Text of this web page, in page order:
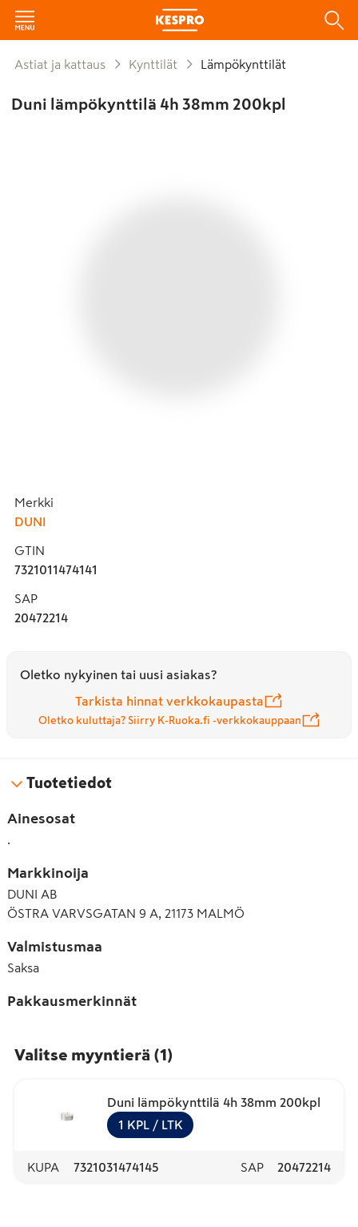
Astiat ja kattaus Kynttilät Lämpökynttilät
Duni lämpökynttilä 4h 38mm 200kpl
Merkki
DUNI
GTIN
7321011474141
SAP
20472214
Oletko nykyinen tai uusi asiakas?
Tarkista hinnat verkkokaupasta
Oletko kuluttaja? Siirry K-Ruoka.fi -verkkokauppaan
Tuotetiedot
Ainesosat
Markkinoija
DUNI AB
ÖSTRA VARVSGATAN 9 A, 21173 MALMÖ
Valmistusmaa
Saksa
Pakkausmerkinnät
Valitse myyntierä (1)
Duni lämpökynttilä 4h 38mm 200kpl
1 KPL / LTK
KUPA 7321031474145 SAP 20472214